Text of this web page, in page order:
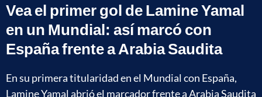
Vea el primer gol de Lamine Yamal
en un Mundial: así marcó con
España frente a Arabia Saudita
En su primera titularidad en el Mundial con España,
Lamine Yamal abrió el marcador frente a Arabia Saudita